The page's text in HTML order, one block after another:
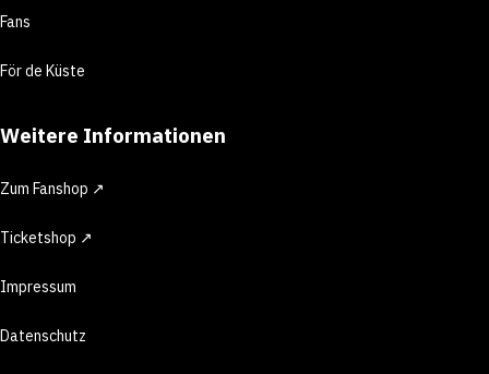
Fans
För de Küste
Weitere Informationen
Zum Fanshop ↗
Ticketshop ↗
Impressum
Datenschutz